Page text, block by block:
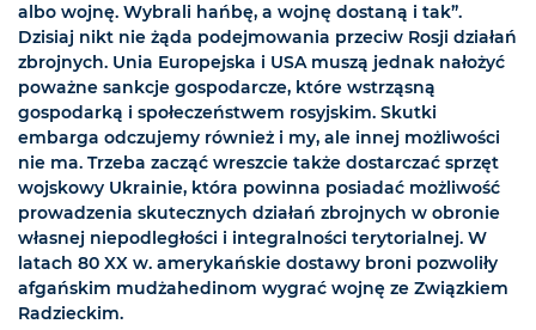
albo wojnę. Wybrali hańbę, a wojnę dostaną i tak”.
Dzisiaj nikt nie żąda podejmowania przeciw Rosji działań
zbrojnych. Unia Europejska i USA muszą jednak nałożyć
poważne sankcje gospodarcze, które wstrząsną
gospodarką i społeczeństwem rosyjskim. Skutki
embarga odczujemy również i my, ale innej możliwości
nie ma. Trzeba zacząć wreszcie także dostarczać sprzęt
wojskowy Ukrainie, która powinna posiadać możliwość
prowadzenia skutecznych działań zbrojnych w obronie
własnej niepodległości i integralności terytorialnej. W
latach 80 XX w. amerykańskie dostawy broni pozwoliły
afgańskim mudżahedinom wygrać wojnę ze Związkiem
Radzieckim.